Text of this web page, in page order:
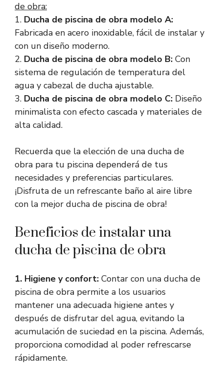
de obra:
1. Ducha de piscina de obra modelo A:
Fabricada en acero inoxidable, fácil de instalar y
con un diseño moderno.
2. Ducha de piscina de obra modelo B: Con
sistema de regulación de temperatura del
agua y cabezal de ducha ajustable.
3. Ducha de piscina de obra modelo C: Diseño
minimalista con efecto cascada y materiales de
alta calidad.
Recuerda que la elección de una ducha de
obra para tu piscina dependerá de tus
necesidades y preferencias particulares.
¡Disfruta de un refrescante baño al aire libre
con la mejor ducha de piscina de obra!
Beneficios de instalar una
ducha de piscina de obra
1. Higiene y confort: Contar con una ducha de
piscina de obra permite a los usuarios
mantener una adecuada higiene antes y
después de disfrutar del agua, evitando la
acumulación de suciedad en la piscina. Además,
proporciona comodidad al poder refrescarse
rápidamente.